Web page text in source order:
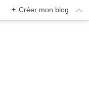
+ Créer mon blog